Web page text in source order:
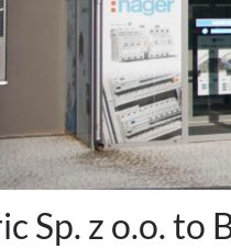
Sp. z o.o.